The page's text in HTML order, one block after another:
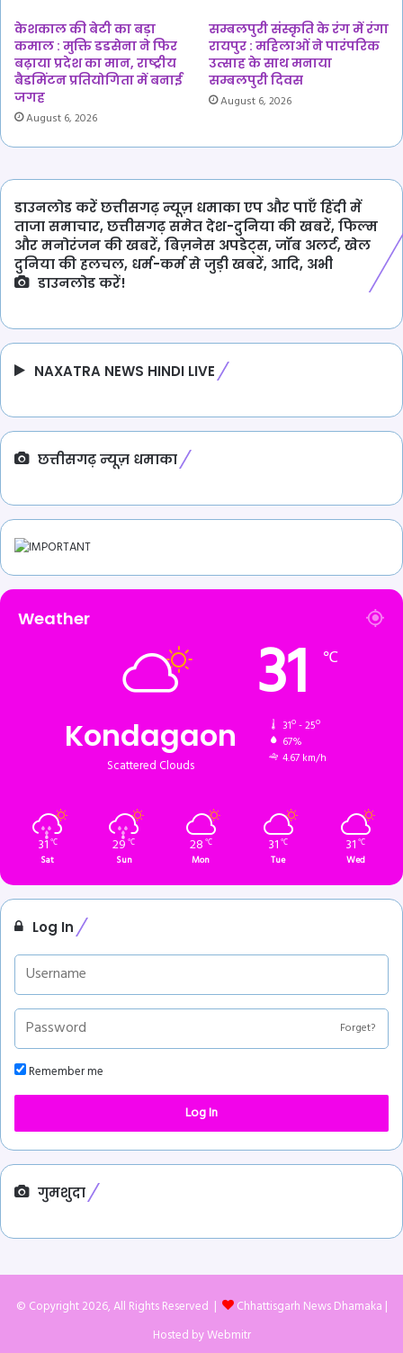
केशकाल की बेटी का बड़ा
कमाल : मुक्ति डडसेना ने फिर
बढ़ाया प्रदेश का मान, राष्ट्रीय
बैडमिंटन प्रतियोगिता में बनाई
जगह
August 6, 2026
सम्बलपुरी संस्कृति के रंग में रंगा
रायपुर : महिलाओं ने पारंपरिक
उत्साह के साथ मनाया
सम्बलपुरी दिवस
August 6, 2026
डाउनलोड करें छत्तीसगढ़ न्यूज़ धमाका एप और पाएँ हिंदी में
ताजा समाचार, छत्तीसगढ़ समेत देश-दुनिया की खबरें, फिल्म
और मनोरंजन की खबरें, बिज़नेस अपडेट्स, जॉब अलर्ट, खेल
दुनिया की हलचल, धर्म-कर्म से जुड़ी खबरें, आदि, अभी
डाउनलोड करें!
NAXATRA NEWS HINDI LIVE
छत्तीसगढ़ न्यूज़ धमाका
Weather
Kondagaon
Scattered Clouds
31 ℃
31º - 25º
67%
4.67 km/h
31 ℃
Sat
29 ℃
Sun
28 ℃
Mon
31 ℃
Tue
31 ℃
Wed
Log In
Forget?
Remember me
Log In
गुमशुदा
© Copyright 2026, All Rights Reserved | Chhattisgarh News Dhamaka |
Hosted byWebmitr